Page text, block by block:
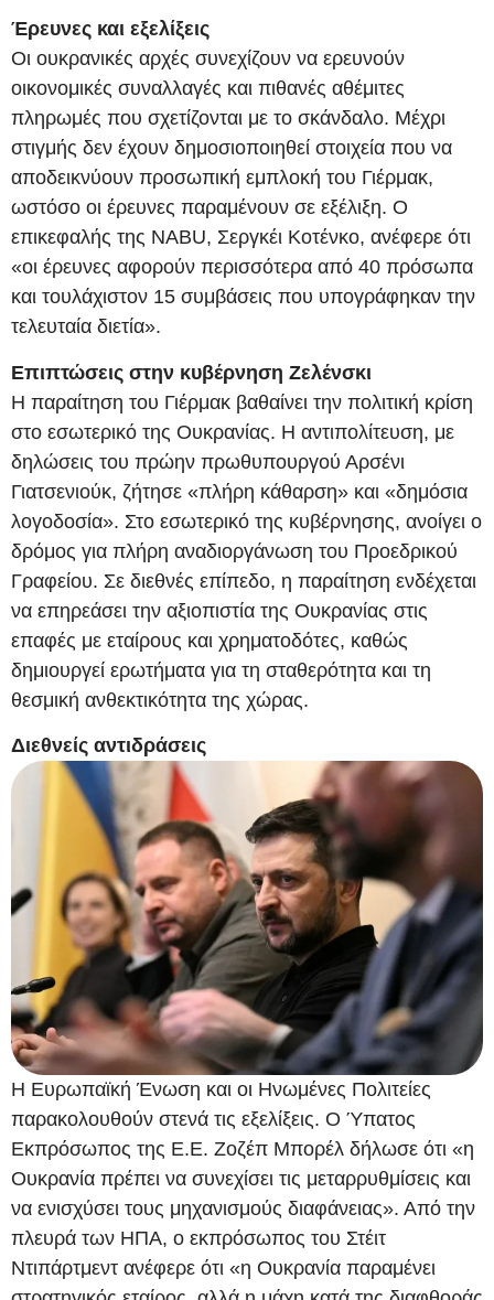
Έρευνες και εξελίξεις
Οι ουκρανικές αρχές συνεχίζουν να ερευνούν
οικονομικές συναλλαγές και πιθανές αθέμιτες
πληρωμές που σχετίζονται με το σκάνδαλο. Μέχρι
στιγμής δεν έχουν δημοσιοποιηθεί στοιχεία που να
αποδεικνύουν προσωπική εμπλοκή του Γιέρμακ,
ωστόσο οι έρευνες παραμένουν σε εξέλιξη. Ο
επικεφαλής της NABU, Σεργκέι Κοτένκο, ανέφερε ότι
«οι έρευνες αφορούν περισσότερα από 40 πρόσωπα
και τουλάχιστον 15 συμβάσεις που υπογράφηκαν την
τελευταία διετία».
Επιπτώσεις στην κυβέρνηση Ζελένσκι
Η παραίτηση του Γιέρμακ βαθαίνει την πολιτική κρίση
στο εσωτερικό της Ουκρανίας. Η αντιπολίτευση, με
δηλώσεις του πρώην πρωθυπουργού Αρσένι
Γιατσενιούκ, ζήτησε «πλήρη κάθαρση» και «δημόσια
λογοδοσία». Στο εσωτερικό της κυβέρνησης, ανοίγει ο
δρόμος για πλήρη αναδιοργάνωση του Προεδρικού
Γραφείου. Σε διεθνές επίπεδο, η παραίτηση ενδέχεται
να επηρεάσει την αξιοπιστία της Ουκρανίας στις
επαφές με εταίρους και χρηματοδότες, καθώς
δημιουργεί ερωτήματα για τη σταθερότητα και τη
θεσμική ανθεκτικότητα της χώρας.
Διεθνείς αντιδράσεις
Η Ευρωπαϊκή Ένωση και οι Ηνωμένες Πολιτείες
παρακολουθούν στενά τις εξελίξεις. Ο Ύπατος
Εκπρόσωπος της Ε.Ε. Ζοζέπ Μπορέλ δήλωσε ότι «η
Ουκρανία πρέπει να συνεχίσει τις μεταρρυθμίσεις και
να ενισχύσει τους μηχανισμούς διαφάνειας». Από την
πλευρά των ΗΠΑ, ο εκπρόσωπος του Στέιτ
Ντιπάρτμεντ ανέφερε ότι «η Ουκρανία παραμένει